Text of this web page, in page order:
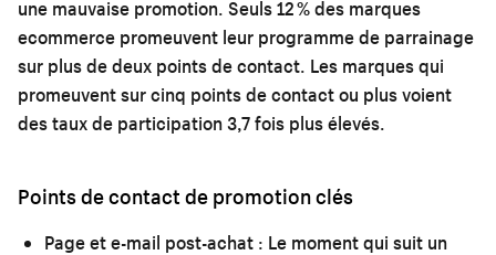
une mauvaise promotion. Seuls 12 % des marques
ecommerce promeuvent leur programme de parrainage
sur plus de deux points de contact. Les marques qui
promeuvent sur cinq points de contact ou plus voient
des taux de participation 3,7 fois plus élevés.
Points de contact de promotion clés
Page et e-mail post-achat : Le moment qui suit un